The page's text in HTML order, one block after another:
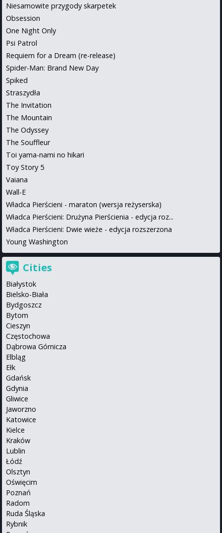
Niesamowite przygody skarpetek
Obsession
One Night Only
Psi Patrol
Requiem for a Dream (re-release)
Spider-Man: Brand New Day
Spiked
Straszydła
The Invitation
The Mountain
The Odyssey
The Souffleur
Toi yama-nami no hikari
Toy Story 5
Vaiana
Wall-E
Władca Pierścieni - maraton (wersja reżyserska)
Władca Pierścieni: Drużyna Pierścienia - edycja roz...
Władca Pierścieni: Dwie wieże - edycja rozszerzona
Young Washington
Cities
Białystok
Bielsko-Biała
Bydgoszcz
Bytom
Cieszyn
Częstochowa
Dąbrowa Górnicza
Elbląg
Ełk
Gdańsk
Gdynia
Gliwice
Jaworzno
Katowice
Kielce
Kraków
Lublin
Łódź
Olsztyn
Oświęcim
Poznań
Radom
Ruda Śląska
Rybnik